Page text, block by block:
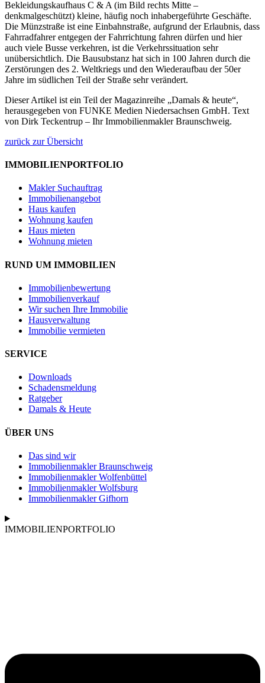
Bekleidungskaufhaus C & A (im Bild rechts Mitte –
denkmalgeschützt) kleine, häufig noch inhabergeführte Geschäfte.
Die Münzstraße ist eine Einbahnstraße, aufgrund der Erlaubnis, dass
Fahrradfahrer entgegen der Fahrrichtung fahren dürfen und hier
auch viele Busse verkehren, ist die Verkehrssituation sehr
unübersichtlich. Die Bausubstanz hat sich in 100 Jahren durch die
Zerstörungen des 2. Weltkriegs und den Wiederaufbau der 50er
Jahre im südlichen Teil der Straße sehr verändert.
Dieser Artikel ist ein Teil der Magazinreihe „Damals & heute“,
herausgegeben von FUNKE Medien Niedersachsen GmbH. Text
von Dirk Teckentrup – Ihr Immobilienmakler Braunschweig.
zurück zur Übersicht
IMMOBILIENPORTFOLIO
Makler Suchauftrag
Immobilienangebot
Haus kaufen
Wohnung kaufen
Haus mieten
Wohnung mieten
RUND UM IMMOBILIEN
Immobilienbewertung
Immobilienverkauf
Wir suchen Ihre Immobilie
Hausverwaltung
Immobilie vermieten
SERVICE
Downloads
Schadensmeldung
Ratgeber
Damals & Heute
ÜBER UNS
Das sind wir
Immobilienmakler Braunschweig
Immobilienmakler Wolfenbüttel
Immobilienmakler Wolfsburg
Immobilienmakler Gifhorn
IMMOBILIENPORTFOLIO